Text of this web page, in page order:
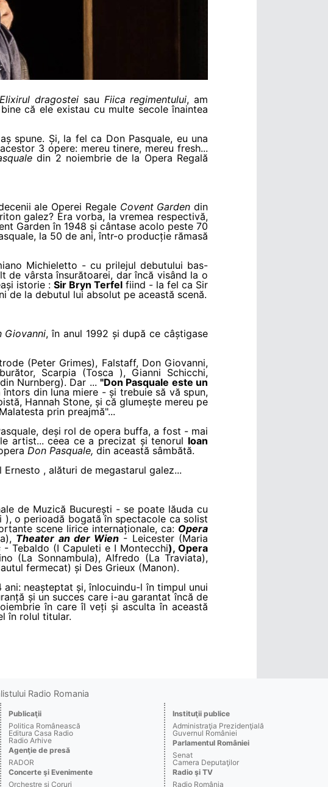
dragostei sau Fiica regimentului, am
că ele existau cu multe secole înaintea
spune. Și, la fel ca Don Pasquale, eu una
3 opere: mereu tinere, mereu fresh...
din 2 noiembrie de la Opera Regală
ale Operei Regale Covent Garden din
galez? Era vorba, la vremea respectivă,
Garden în 1948 și cântase acolo peste 70
la 50 de ani, într-o producție rămasă
Michieletto - cu prilejul debutului bas-
vârsta însurătoarei, dar încă visând la o
istorie : Sir Bryn Terfel fiind - la fel ca Sir
de la debutul lui absolut pe această scenă.
Giovanni, în anul 1992 și după ce câștigase
(Peter Grimes), Falstaff, Don Giovanni,
Scarpia (Tosca ), Gianni Schicchi,
Nurnberg). Dar ... "Don Pasquale este un
din luna miere - și trebuie să vă spun,
Hannah Stone, și că glumește mereu pe
prin preajmă"...
deși rol de opera buffa, a fost - mai
artist... ceea ce a precizat și tenorul Ioan
Don Pasquale, din această sâmbătă.
, alături de megastarul galez...
de Muzică București - se poate lăuda cu
), o perioadă bogată în spectacole ca solist
scene lirice internaționale, ca: Opera
Theater an der Wien - Leicester (Maria
- Tebaldo (I Capuleti e I Montecchi), Opera
(La Sonnambula), Alfredo (La Traviata),
fermecat) și Des Grieux (Manon).
neașteptat și, înlocuindu-l în timpul unui
și un succes care i-au garantat încă de
în care îl veți și asculta în această
în rolul titular.
Radio Romania
Publicaţii
Politica Românească
Editura Casa Radio
Radio Arhive
Agenţie de presă
RADOR
Concerte şi Evenimente
Orchestre şi Coruri
Instituţii publice
Administraţia Prezidenţială
Guvernul României
Parlamentul României
Senat
Camera Deputaţilor
Radio şi TV
Radio România